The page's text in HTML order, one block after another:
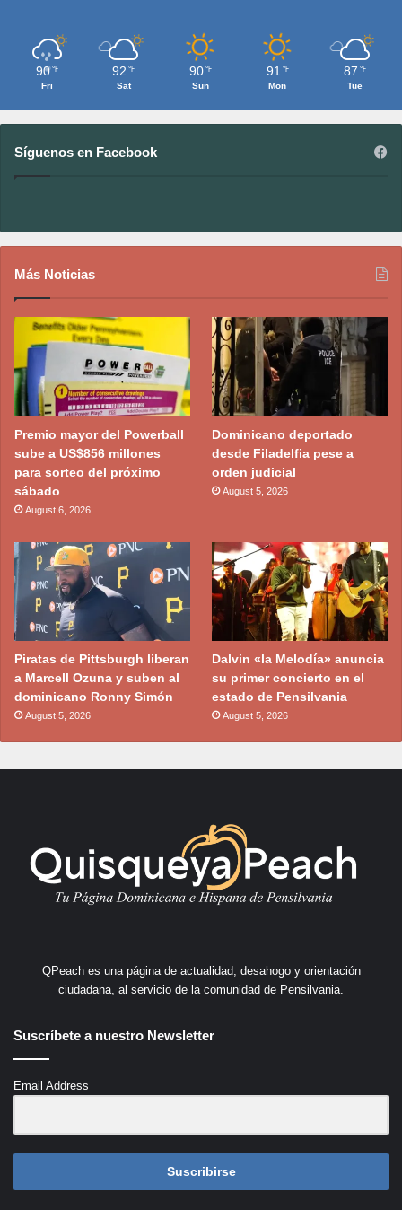
90 ℉
Fri
92 ℉
Sat
90 ℉
Sun
91 ℉
Mon
87 ℉
Tue
Síguenos en Facebook
Más Noticias
Premio mayor del Powerball
sube a US$856 millones
para sorteo del próximo
sábado
August 6, 2026
Dominicano deportado
desde Filadelfia pese a
orden judicial
August 5, 2026
Piratas de Pittsburgh liberan
a Marcell Ozuna y suben al
dominicano Ronny Simón
August 5, 2026
Dalvin «la Melodía» anuncia
su primer concierto en el
estado de Pensilvania
August 5, 2026
QPeach es una página de actualidad, desahogo y orientación
ciudadana, al servicio de la comunidad de Pensilvania.
Suscríbete a nuestro Newsletter
Email Address
Suscribirse